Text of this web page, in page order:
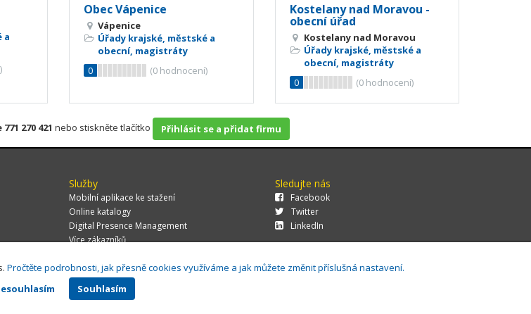
a
Obec Vápenice
Vápenice
Úřady krajské, městské a
obecní, magistráty
0
(0 hodnocení)
Kostelany nad Moravou -
obecní úřad
Kostelany nad Moravou
Úřady krajské, městské a
obecní, magistráty
0
(0hodnocení)
270 421 nebo stiskněte tlačítko Přihlásit se a přidat firmu
Služby
Mobilní aplikace ke stažení
Online katalogy
Digital Presence Management
Více zákazníků
Sledujte nás
Facebook
Twitter
LinkedIn
46/4, 106 00 Praha 10, tel.: +420 771 270 421, verze 1.29.0.143,
Pročtěte podrobnosti, jak přesně cookies využíváme a jak můžete změnit příslušná nastavení.
Souhlasím